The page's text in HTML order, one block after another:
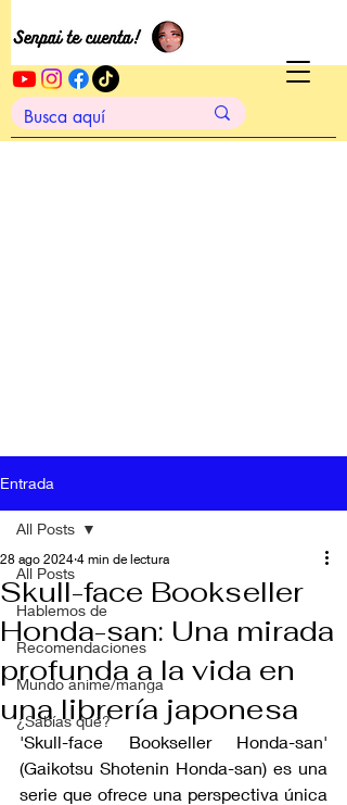
Entrada
All Posts
Hablemos de
Recomendaciones
Mundo anime/manga
¿Sabías qué?
All Posts
Skull-face Bookseller
Honda-san: Una mirada
profunda a la vida en
una librería japonesa
28 ago 2024 4 min de lectura
'Skull-face Bookseller Honda-san'
(Gaikotsu Shotenin Honda-san) es una
serie que ofrece una perspectiva única